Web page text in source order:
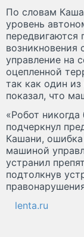
По словам
уровень
передвигаются
возникновения
управление на
оцепленной
так как один
показал, что
«Робот
подчеркнул
Кашани, ошибка
машиной
устранил
подтолкнув
lenta.ru